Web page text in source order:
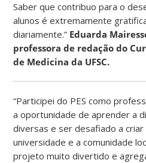
Saber que contribuo para o
alunos é extremamente
diariamente.” Eduarda
professora de redação do
de Medicina da UFSC.
“Participei do PES como
a oportunidade de aprender a
diversas e ser desafiado a
universidade e a comunidade
projeto muito divertido e